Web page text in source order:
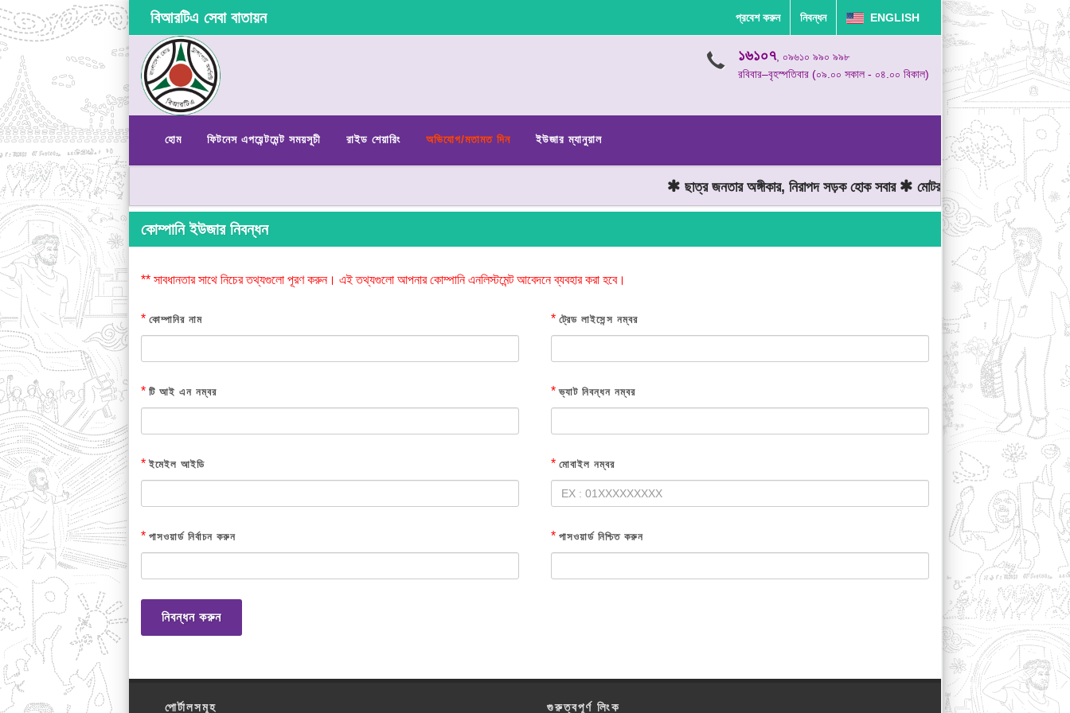
বিআরটিএ সেবা বাতায়ন প্রবেশ করুন নিবন্ধন ENGLISH
১৬১০৭, ০৯৬১০ ৯৯০ ৯৯৮
রবিবার–বৃহস্পতিবার (০৯.০০ সকাল - ০৪.০০ বিকাল)
হোম ফিটনেস এপয়েন্টমেন্ট সময়সূচী রাইড শেয়ারিং অভিযোগ/মতামত দিন ইউজার ম্যানুয়াল
ছাত্র জনতার অঙ্গীকার, নিরাপদ সড়ক হোক সবার মোটরযান চালানোর সময় গতিসীমা
কোম্পানি ইউজার নিবন্ধন
** সাবধানতার সাথে নিচের তথ্যগুলো পূরণ করুন। এই তথ্যগুলো আপনার কোম্পানি এনলিস্টমেন্ট আবেদনে ব্যবহার করা হবে।
* কোম্পানির নাম * ট্রেড লাইসেন্স নম্বর
* টি আই এন নম্বর * ভ্যাট নিবন্ধন নম্বর
* ইমেইল আইডি * মোবাইল নম্বর
* পাসওয়ার্ড নির্বাচন করুন * পাসওয়ার্ড নিশ্চিত করুন
নিবন্ধন করুন
পোর্টালসমূহ গুরুত্বপূর্ণ লিংক